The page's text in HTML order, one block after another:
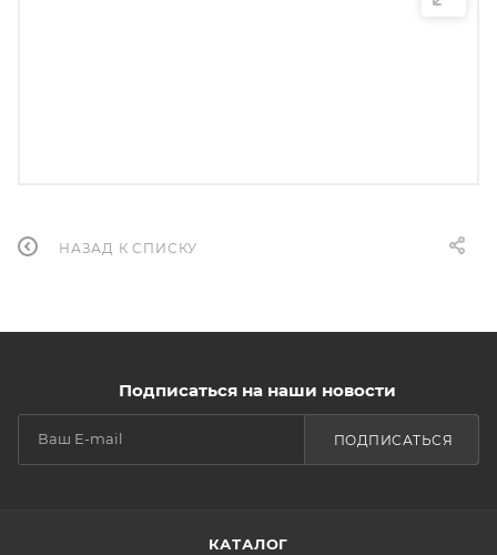
НАЗАД К СПИСКУ
Подписаться на наши новости
ПОДПИСАТЬСЯ
КАТАЛОГ